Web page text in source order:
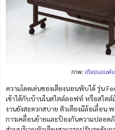
ภาพ: เตียงนอนพั
ความโดดเด่นของเตียงนอนพับได้ รุ่น
เข้าได้กับบ้านในสไตล์ลอฟท์ หรือสไต
งานยังสะดวกสบาย ตัวเตียงมีล้อเลื่อน
การเคลื่อนย้ายและป้องกันความปลอด